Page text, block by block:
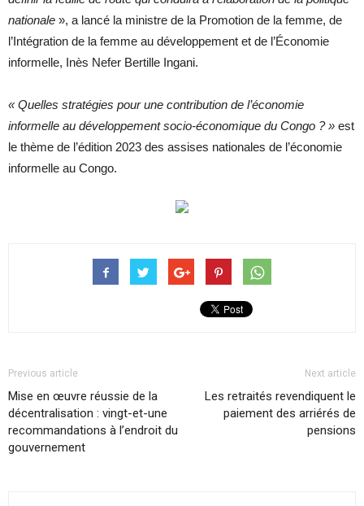
nationale », a lancé la ministre de la Promotion de la femme, de
l’Intégration de la femme au développement et de l’Économie
informelle, Inès Nefer Bertille Ingani.
« Quelles stratégies pour une contribution de l’économie
informelle au développement socio-économique du Congo ? » est
le thème de l’édition 2023 des assises nationales de l’économie
informelle au Congo.
Previous article
Mise en œuvre réussie de la
décentralisation : vingt-et-une
recommandations à l’endroit du
gouvernement
Next article
Les retraités revendiquent le
paiement des arriérés de
pensions